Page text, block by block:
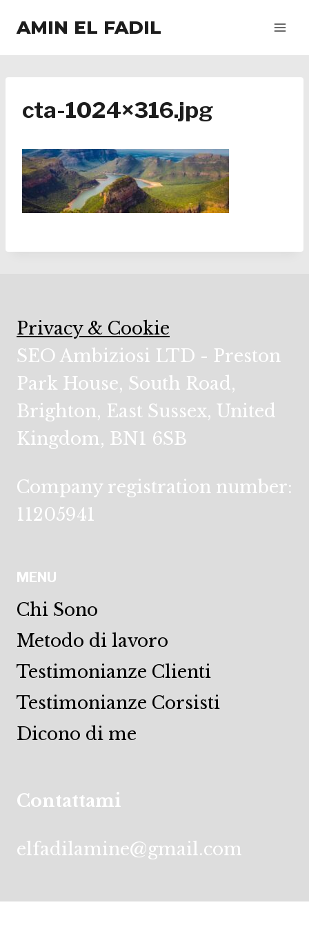
AMIN EL FADIL
cta-1024×316.jpg
Privacy & Cookie
SEO Ambiziosi LTD - Preston
Park House, South Road,
Brighton, East Sussex, United
Kingdom, BN1 6SB
Company registration number:
11205941
MENU
Chi Sono
Metodo di lavoro
Testimonianze Clienti
Testimonianze Corsisti
Dicono di me
Contattami
elfadilamine@gmail.com